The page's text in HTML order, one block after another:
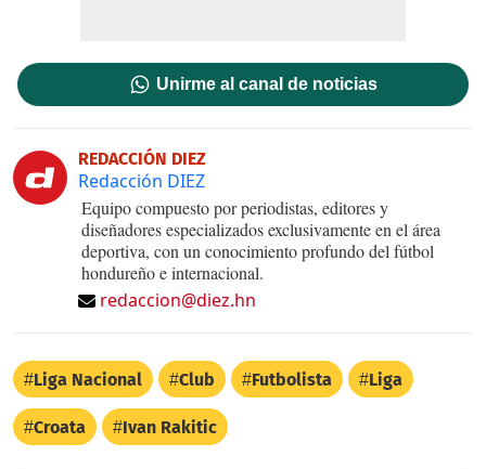
Unirme al canal de noticias
REDACCIÓN DIEZ
Redacción DIEZ
Equipo compuesto por periodistas, editores y
diseñadores especializados exclusivamente en el área
deportiva, con un conocimiento profundo del fútbol
hondureño e internacional.
redaccion@diez.hn
Liga Nacional Club Futbolista Liga
Croata Ivan Rakitic